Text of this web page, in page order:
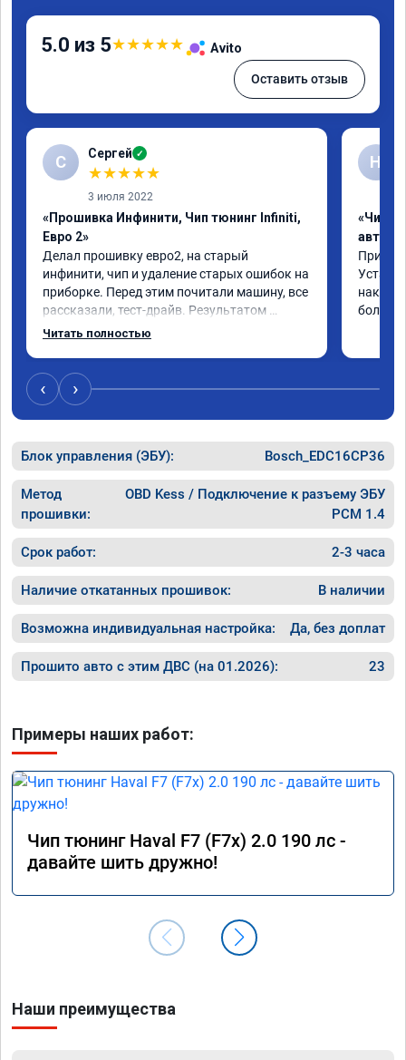
5.0 из 5★★★★★ Avito
Оставить отзыв
С Сергей ✓
★★★★★
3 июля 2022
«Прошивка Инфинити, Чип тюнинг Infiniti,
Евро 2»
Делал прошивку евро2, на старый
инфинити, чип и удаление старых ошибок на
приборке. Перед этим почитали машину, все
рассказали, тест-драйв. Результатом
доволен, расход упал, машина стала еще
Читать полностью
Н
«Чип
накат
‹ ›
Блок управления (ЭБУ): Bosch_EDC16CP36
Метод
прошивки:
OBD Kess / Подключение к разъему ЭБУ
PCM 1.4
Срок работ: 2-3 часа
Наличие откатанных прошивок: В наличии
Возможна индивидуальная настройка: Да, без доплат
Прошито авто с этим ДВС (на 01.2026): 23
Примеры наших работ:
Чип тюнинг Haval F7 (F7x) 2.0 190 лс -
давайте шить дружно!
Наши преимущества